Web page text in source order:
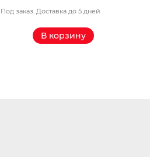
Под заказ. Доставка до 5 дней
В корзину